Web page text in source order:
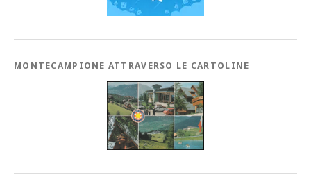
MONTECAMPIONE ATTRAVERSO LE CARTOLINE